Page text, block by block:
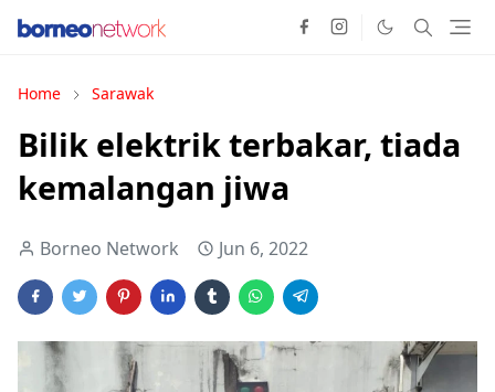
Home Sarawak
Bilik elektrik terbakar, tiada
kemalangan jiwa
Borneo Network Jun 6, 2022